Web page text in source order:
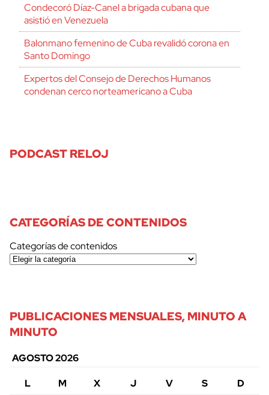
Condecoró Díaz-Canel a brigada cubana que
asistió en Venezuela
Balonmano femenino de Cuba revalidó corona en
Santo Domingo
Expertos del Consejo de Derechos Humanos
condenan cerco norteamericano a Cuba
PODCAST RELOJ
CATEGORÍAS DE CONTENIDOS
Categorías de contenidos
PUBLICACIONES MENSUALES, MINUTO A
MINUTO
AGOSTO 2026
L
M X J V S D